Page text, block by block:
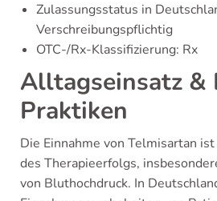
Zulassungsstatus in
Verschreibungspflichtig
OTC-/Rx-Klassifizierung: Rx
Alltagseinsatz &
Praktiken
Die Einnahme von Telmisartan
des Therapieerfolgs,
von Bluthochdruck. In